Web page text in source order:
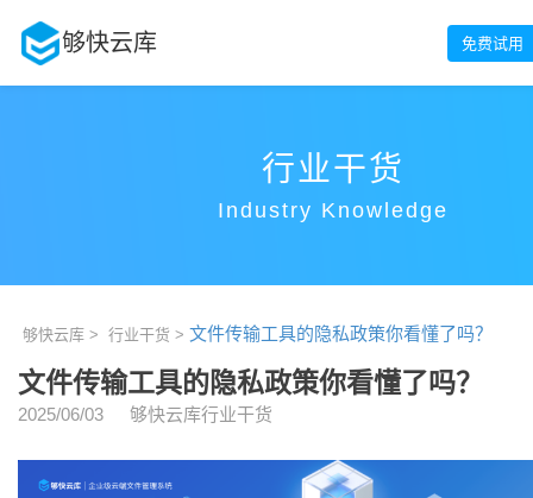
够快云库 免费试用
行业干货
Industry Knowledge
够快云库 > 行业干货 > 文件传输工具的隐私政策你看懂了吗？
文件传输工具的隐私政策你看懂了吗？
2025/06/03 够快云库行业干货